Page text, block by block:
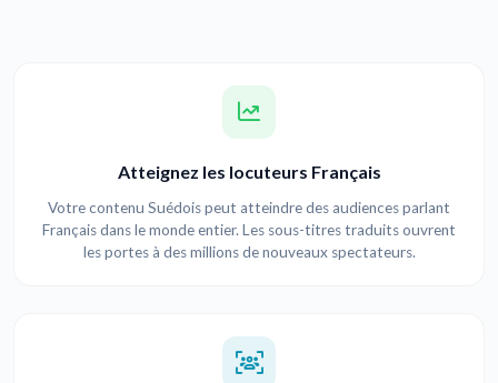
Atteignez les locuteurs Français
Votre contenu Suédois peut atteindre des audiences parlant
Français dans le monde entier. Les sous-titres traduits ouvrent
les portes à des millions de nouveaux spectateurs.